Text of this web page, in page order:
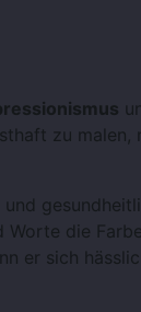
zu malen,
die
er sich